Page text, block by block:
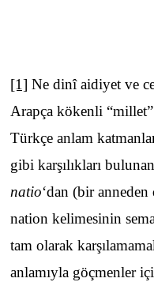
[1] Ne dinî aidiyet ve
Arapça kökenli
Türkçe anlam
gibi karşılıkları
natio‘dan (bir
nation kelimesinin
tam olarak
anlamıyla göçmenler